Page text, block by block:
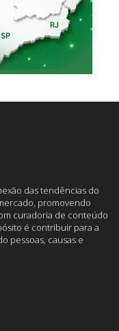
das tendências do
promovendo
curadoria de conteúdo
é contribuir para a
pessoas, causas e